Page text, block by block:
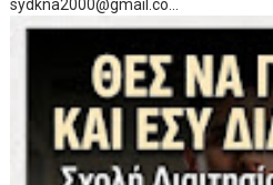
sydkna2000@gmail.co...